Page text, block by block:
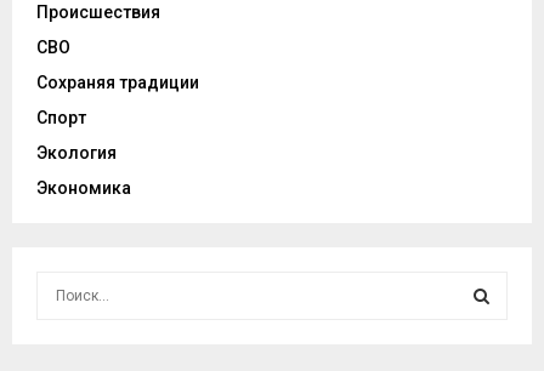
Происшествия
СВО
Сохраняя традиции
Спорт
Экология
Экономика